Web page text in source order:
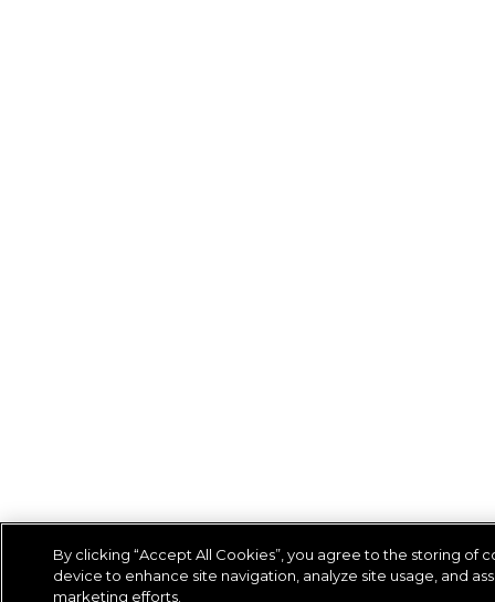
By clicking “Accept All Cookies”, you agree to the storing of
device to enhance site navigation, analyze site usage, and
marketing efforts.